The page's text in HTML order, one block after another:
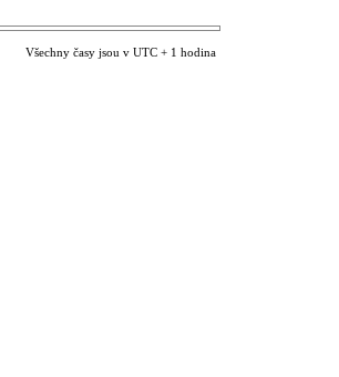
Všechny časy jsou v UTC + 1 hodina